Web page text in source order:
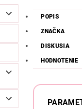
POPIS
ZNAČKA
DISKUSIA
HODNOTENIE